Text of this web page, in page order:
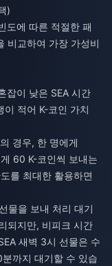
)
도에 따른 적절한 패
비교하여 가장 가성비
잡이 낮은 SEA 시간
적어 K-코인 가치
경우, 한 명에게
60 K-코인씩 보내는
를 최대한 활용하면
물을 보내 처리 대기
되지만, 비피크 시간
새벽 3시 선물은 수
까지 대기할 수 있습